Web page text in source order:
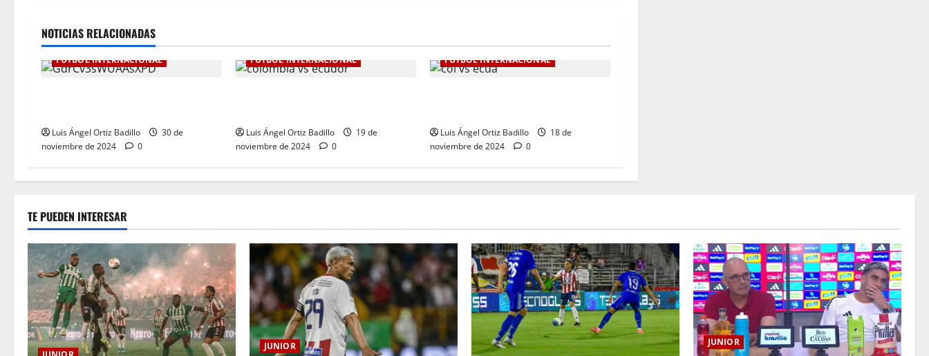
NOTICIAS RELACIONADAS
FÚTBOL INTERNACIONAL
Luis Ángel Ortiz Badillo
30 de
noviembre de 2024
0
FÚTBOL INTERNACIONAL
Luis Ángel Ortiz Badillo
19 de
noviembre de 2024
0
FÚTBOL INTERNACIONAL
Luis Ángel Ortiz Badillo
18 de
noviembre de 2024
0
TE PUEDEN INTERESAR
JUNIOR JUNIOR